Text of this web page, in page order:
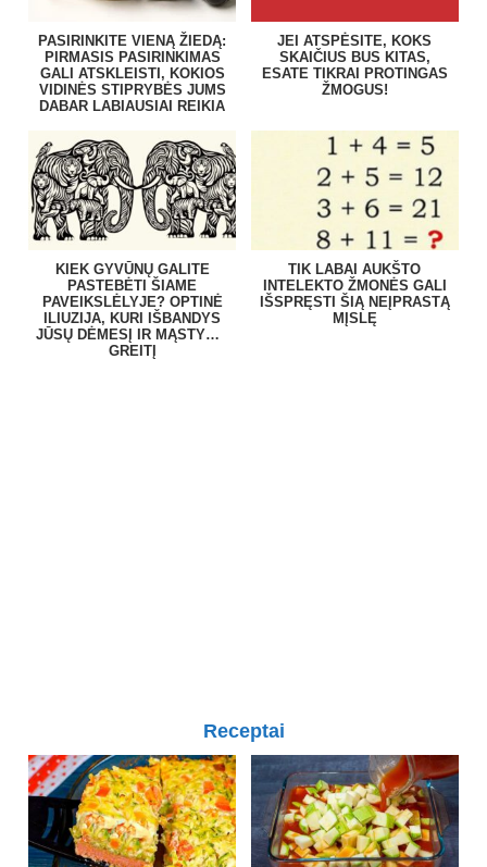
PASIRINKITE VIENĄ ŽIEDĄ:
PIRMASIS PASIRINKIMAS
GALI ATSKLEISTI, KOKIOS
VIDINĖS STIPRYBĖS JUMS
DABAR LABIAUSIAI REIKIA
JEI ATSPĖSITE, KOKS
SKAIČIUS BUS KITAS,
ESATE TIKRAI PROTINGAS
ŽMOGUS!
KIEK GYVŪNŲ GALITE
PASTEBĖTI ŠIAME
PAVEIKSLĖLYJE? OPTINĖ
ILIUZIJA, KURI IŠBANDYS
JŪSŲ DĖMESĮ IR MĄSTYMO
GREITĮ
TIK LABAI AUKŠTO
INTELEKTO ŽMONĖS GALI
IŠSPRĘSTI ŠIĄ NEĮPRASTĄ
MĮSLĘ
Receptai